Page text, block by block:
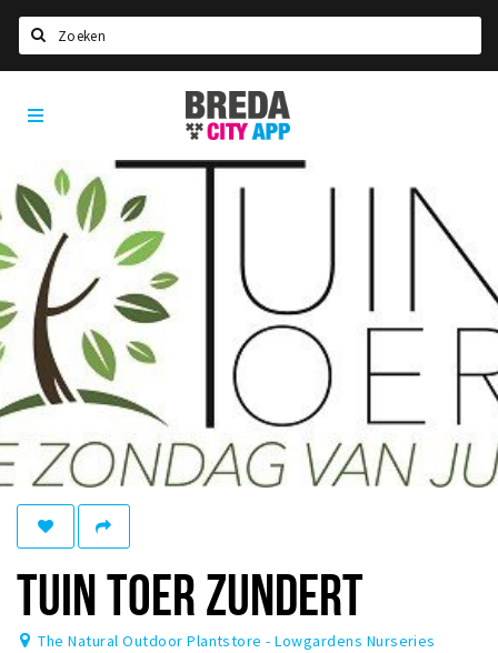
Home
Agenda
Deals
Party pics
Nieuws, interviews & blogs
Eten
Drinken
Slapen
Winkels
Winkelgebieden
Bezienswaardigheden
Breda
City
App
TUIN TOER ZUNDERT
The Natural Outdoor Plantstore - Lowgardens Nurseries